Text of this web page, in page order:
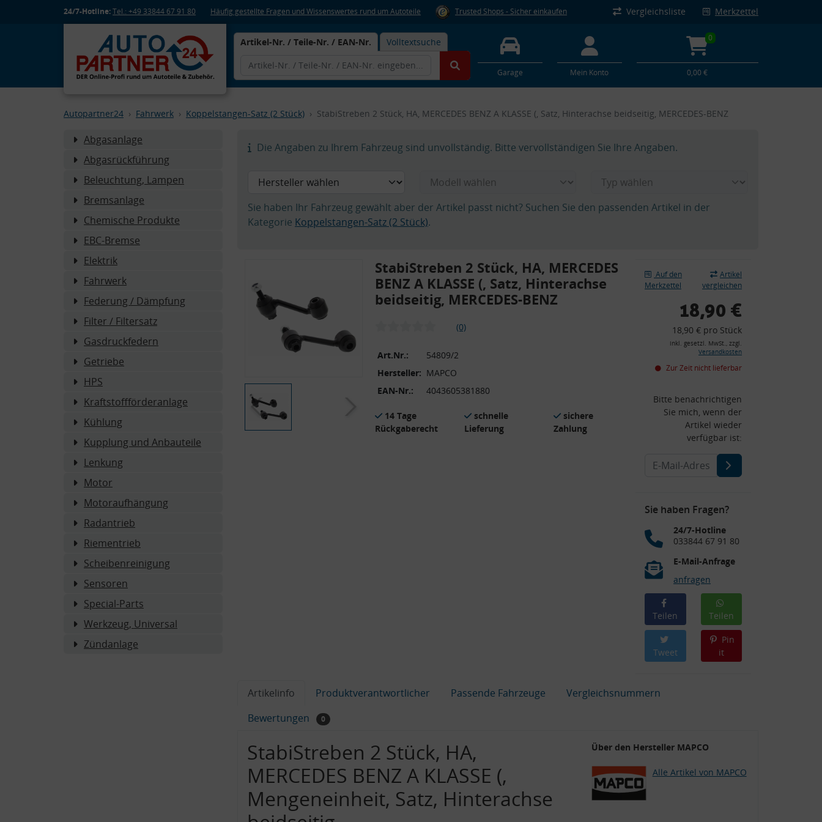
24/7-Hotline:Tel.: +49 33844 67 91 80 Häufig gestellte Fragen und Wissenswertes rund um Autoteile Trusted Shops - Sicher einkaufen Vergleichsliste Merkzettel
Artikel-Nr. / Teile-Nr. / EAN-Nr. Volltextsuche
Garage Mein Konto
0
0,00 €
Autopartner24 Fahrwerk Koppelstangen-Satz (2 Stück) StabiStreben 2 Stück, HA, MERCEDES BENZ A KLASSE (, Satz, Hinterachse beidseitig, MERCEDES-BENZ
Abgasanlage
Abgasrückführung
Beleuchtung, Lampen
Bremsanlage
Chemische Produkte
EBC-Bremse
Elektrik
Fahrwerk
Federung / Dämpfung
Filter / Filtersatz
Gasdruckfedern
Getriebe
HPS
Kraftstoffförderanlage
Kühlung
Kupplung und Anbauteile
Lenkung
Motor
Motoraufhängung
Radantrieb
Riementrieb
Scheibenreinigung
Sensoren
Special-Parts
Werkzeug, Universal
Zündanlage
Die Angaben zu Ihrem Fahrzeug sind unvollständig. Bitte vervollständigen Sie Ihre Angaben.
Sie haben Ihr Fahrzeug gewählt aber der Artikel passt nicht? Suchen Sie den passenden Artikel in der
Kategorie Koppelstangen-Satz (2 Stück).
StabiStreben 2 Stück, HA, MERCEDES
BENZ A KLASSE (, Satz, Hinterachse
beidseitig, MERCEDES-BENZ
(0)
Art.Nr.:
54809/2
Hersteller: MAPCO
EAN-Nr.:
4043605381880
14 Tage
Rückgaberecht
schnelle
Lieferung
sichere
Zahlung
Auf den
Merkzettel
Artikel
vergleichen
18,90 €
18,90 € pro Stück
inkl. gesetzl. MwSt., zzgl.
Versandkosten
Zur Zeit nicht lieferbar
Bitte benachrichtigen
Sie mich, wenn der
Artikel wieder
verfügbar ist:
Sie haben Fragen?
24/7-Hotline
033844 67 91 80
E-Mail-Anfrage
anfragen
Teilen Teilen
Tweet
Pin
it
Artikelinfo Produktverantwortlicher Passende Fahrzeuge
Vergleichsnummern
Bewertungen
0
StabiStreben 2 Stück, HA,
MERCEDES BENZ A KLASSE (,
Mengeneinheit, Satz, Hinterachse
Über den Hersteller MAPCO
Alle Artikel von MAPCO